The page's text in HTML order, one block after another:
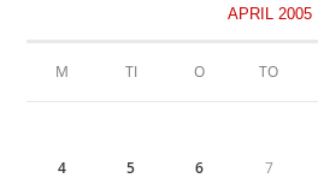
APRIL 2005
M TI O TO
4 5 6 7